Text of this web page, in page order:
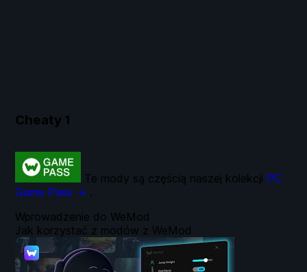
Cheaty 1
Wprowadzenie do WeMod
Jak korzystać z modów z WeMod
Te mody są częścią naszej kolekcji PC
Game Pass → .